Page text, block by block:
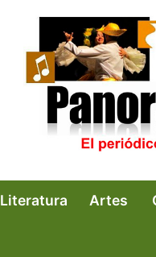
Literatura Artes